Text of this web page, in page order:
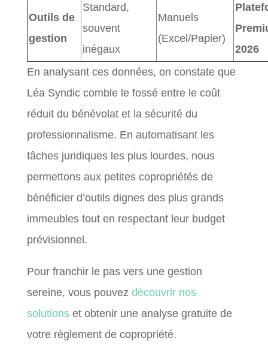
Outils de
gestion
Standard,
souvent
inégaux
Manuels
(Excel/Papier)
2026
En analysant ces données, on constate que
Léa Syndic comble le fossé entre le coût
réduit du bénévolat et la sécurité du
professionnalisme. En automatisant les
tâches juridiques les plus lourdes, nous
permettons aux petites copropriétés de
bénéficier d’outils dignes des plus grands
immeubles tout en respectant leur budget
prévisionnel.
Pour franchir le pas vers une gestion
sereine, vous pouvez découvrir nos
solutionset obtenir une analyse gratuite de
votre règlement de copropriété.